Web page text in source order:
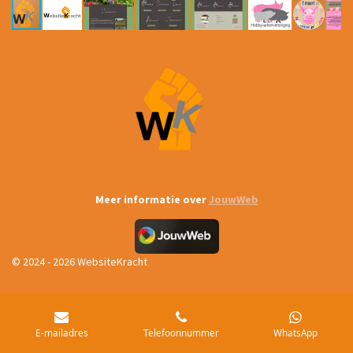
Meer informatie overJouwWeb
© 2024 - 2026 WebsiteKracht
E-mailadres Telefoonnummer WhatsApp